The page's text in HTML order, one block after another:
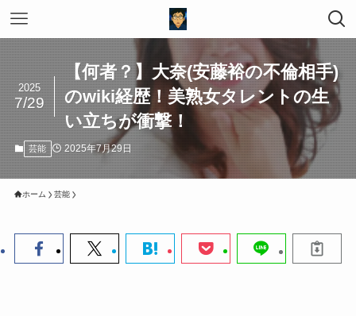
【何者？】大奈(安藤裕の不倫相手)
のwiki経歴！美熟女タレントの生
い立ちが衝撃！
2025
7/29
芸能 2025年7月29日
ホーム 芸能